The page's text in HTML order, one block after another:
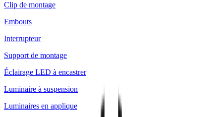
Clip de montage
Embouts
Interrupteur
Support de montage
Éclairage LED à encastrer
Luminaire à suspension
Luminaires en applique